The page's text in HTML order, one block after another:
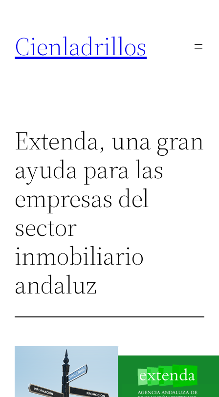
contenido
Cienladrillos
Extenda, una gran
ayuda para las
empresas del
sector
inmobiliario
andaluz